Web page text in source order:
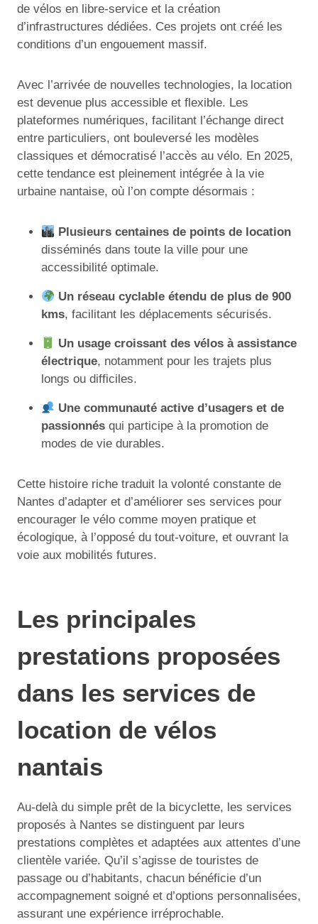
de vélos en libre-service et la création
d’infrastructures dédiées. Ces projets ont créé les
conditions d’un engouement massif.
Avec l’arrivée de nouvelles technologies, la location
est devenue plus accessible et flexible. Les
plateformes numériques, facilitant l’échange direct
entre particuliers, ont bouleversé les modèles
classiques et démocratisé l’accès au vélo. En 2025,
cette tendance est pleinement intégrée à la vie
urbaine nantaise, où l’on compte désormais :
Plusieurs centaines de points de location
disséminés dans toute la ville pour une
accessibilité optimale.
Un réseau cyclable étendu de plus de 900
kms, facilitant les déplacements sécurisés.
Un usage croissant des vélos à assistance
électrique, notamment pour les trajets plus
longs ou difficiles.
Une communauté active d’usagers et de
passionnés qui participe à la promotion de
modes de vie durables.
Cette histoire riche traduit la volonté constante de
Nantes d’adapter et d’améliorer ses services pour
encourager le vélo comme moyen pratique et
écologique, à l’opposé du tout-voiture, et ouvrant la
voie aux mobilités futures.
Les principales
prestations proposées
dans les services de
location de vélos
nantais
Au-delà du simple prêt de la bicyclette, les services
proposés à Nantes se distinguent par leurs
prestations complètes et adaptées aux attentes d’une
clientèle variée. Qu’il s’agisse de touristes de
passage ou d’habitants, chacun bénéficie d’un
accompagnement soigné et d’options personnalisées,
assurant une expérience irréprochable.